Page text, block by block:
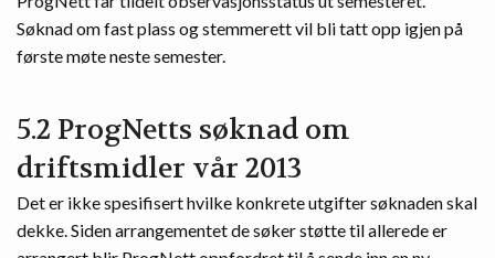
Søknad om fast plass og stemmerett vil bli tatt opp igjen på
første møte neste semester.
5.2 ProgNetts søknad om
driftsmidler vår 2013
Det er ikke spesifisert hvilke konkrete utgifter søknaden skal
dekke. Siden arrangementet de søker støtte til allerede er